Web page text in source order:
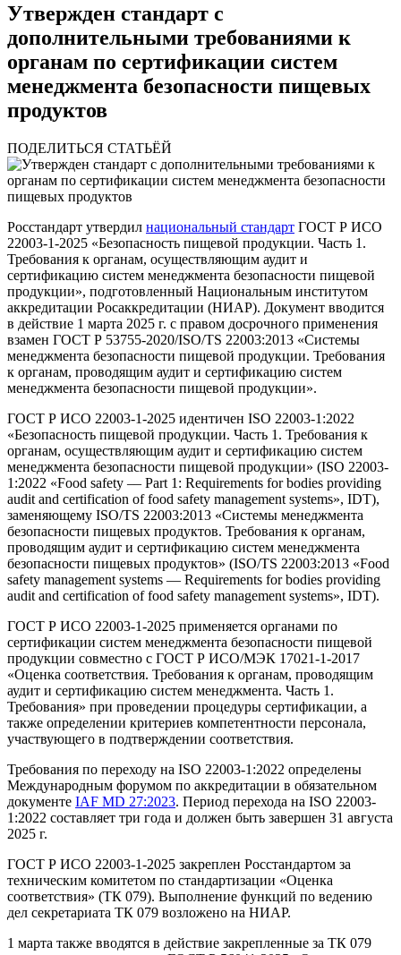
Утвержден стандарт с
дополнительными требованиями к
органам по сертификации систем
менеджмента безопасности пищевых
продуктов
ПОДЕЛИТЬСЯ СТАТЬЁЙ
Росстандарт утвердил национальный стандарт ГОСТ Р ИСО
22003-1-2025 «Безопасность пищевой продукции. Часть 1.
Требования к органам, осуществляющим аудит и
сертификацию систем менеджмента безопасности пищевой
продукции», подготовленный Национальным институтом
аккредитации Росаккредитации (НИАР). Документ вводится
в действие 1 марта 2025 г. с правом досрочного применения
взамен ГОСТ Р 53755-2020/ISO/TS 22003:2013 «Системы
менеджмента безопасности пищевой продукции. Требования
к органам, проводящим аудит и сертификацию систем
менеджмента безопасности пищевой продукции».
ГОСТ Р ИСО 22003-1-2025 идентичен ISO 22003-1:2022
«Безопасность пищевой продукции. Часть 1. Требования к
органам, осуществляющим аудит и сертификацию систем
менеджмента безопасности пищевой продукции» (ISO 22003-
1:2022 «Food safety –– Part 1: Requirements for bodies providing
audit and certification of food safety management systems», IDT),
заменяющему ISO/TS 22003:2013 «Системы менеджмента
безопасности пищевых продуктов. Требования к органам,
проводящим аудит и сертификацию систем менеджмента
безопасности пищевых продуктов» (ISO/TS 22003:2013 «Food
safety management systems — Requirements for bodies providing
audit and certification of food safety management systems», IDT).
ГОСТ Р ИСО 22003-1-2025 применяется органами по
сертификации систем менеджмента безопасности пищевой
продукции совместно с ГОСТ Р ИСО/МЭК 17021-1-2017
«Оценка соответствия. Требования к органам, проводящим
аудит и сертификацию систем менеджмента. Часть 1.
Требования» при проведении процедуры сертификации, а
также определении критериев компетентности персонала,
участвующего в подтверждении соответствия.
Требования по переходу на ISO 22003-1:2022 определены
Международным форумом по аккредитации в обязательном
документе IAF MD 27:2023. Период перехода на ISO 22003-
1:2022 составляет три года и должен быть завершен 31 августа
2025 г.
ГОСТ Р ИСО 22003-1-2025 закреплен Росстандартом за
техническим комитетом по стандартизации «Оценка
соответствия» (ТК 079). Выполнение функций по ведению
дел секретариата ТК 079 возложено на НИАР.
1 марта также вводятся в действие закрепленные за ТК 079